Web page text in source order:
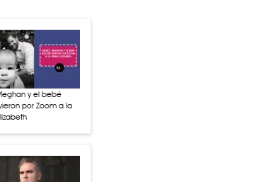
y el bebé
por Zoom a la